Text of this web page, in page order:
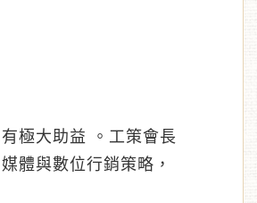
極大助益 。工策會長
體與數位行銷策略，